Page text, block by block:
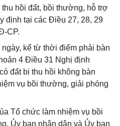
hồi đất, bồi thường, hỗ trợ
định tại các Điều 27, 28, 29
CP.
kể từ thời điểm phải bàn
4 Điều 31 Nghị định
đất bị thu hồi không bàn
vụ bồi thường, giải phóng
Tổ chức làm nhiệm vụ bồi
Ủy ban nhân dân và Ủy ban